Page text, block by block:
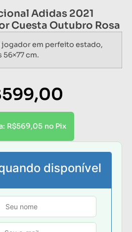
Adidas 2021
Cuesta Outubro Rosa
jogador em perfeito estado,
56×77 cm.
599,00
R$569,05 no Pix
disponível